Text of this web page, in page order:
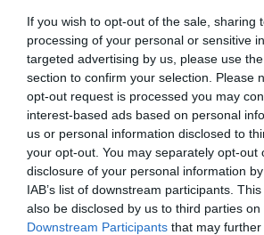
If you wish to opt-out of the sale, sharing
processing of your personal or sensitive
targeted advertising by us, please use
section to confirm your selection. Please
opt-out request is processed you may
interest-based ads based on personal
us or personal information disclosed to
your opt-out. You may separately opt-out
disclosure of your personal information
IAB’s list of downstream participants.
also be disclosed by us to third parties on
Downstream Participants that may
nell'incidente sulla Terni-